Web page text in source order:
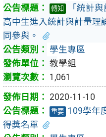
轉知
「統計
高中生進入統計與計量理
同參與。
學生專區
教學組
1,061
2020-11-10
重要 109學年
得獎名單